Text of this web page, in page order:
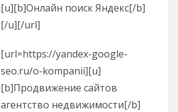
[u][b]Онлайн поиск Яндекс[/b]
[/u][/url]
[url=https://yandex-google-
seo.ru/o-kompanii][u]
[b]Продвижение сайтов
агентство недвижимости[/b]